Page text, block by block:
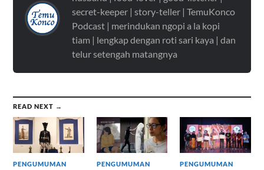
secret-keeper | story-teller | TemuKonco
Podcast | merindukan ngopi a la kopi
tiam | lengkap dengan roti sari kaya | dan
telur setengah matangnya
READ NEXT →
PENGUMUMAN PENGUMUMAN PENGUMUMAN